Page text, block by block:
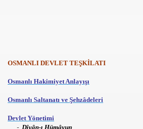
OSMANLI DEVLET TEŞKİLATI
Osmanlı Hakimiyet Anlayışı
Osmanlı Saltanatı ve Şehzâdeleri
Devlet Yönetimi
- Dîvân-ı Hümâyun